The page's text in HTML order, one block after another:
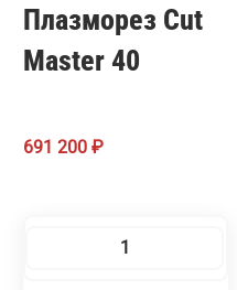
Плазморез Cut
Master 40
691 200 ₽